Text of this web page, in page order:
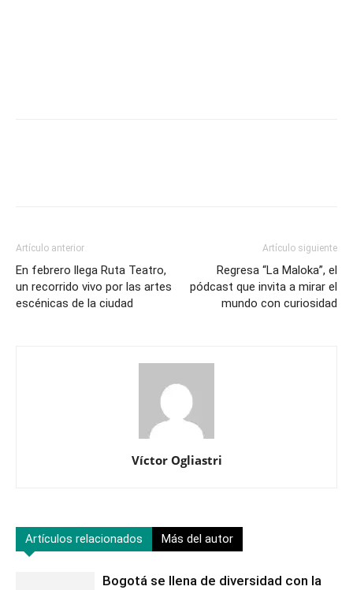
Artículo anterior
En febrero llega Ruta Teatro,
un recorrido vivo por las artes
escénicas de la ciudad
Artículo siguiente
Regresa “La Maloka”, el
pódcast que invita a mirar el
mundo con curiosidad
Víctor Ogliastri
Artículos relacionados Más del autor
Bogotá se llena de diversidad con la